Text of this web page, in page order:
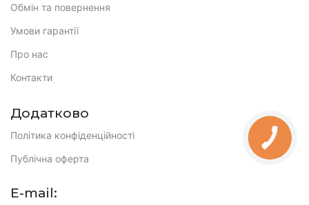
Обмін та повернення
Умови гарантії
Про нас
Контакти
Додатково
Політика конфіденційності
Публічна оферта
E-mail:
КНОПКА
ЗВ'ЯЗКУ